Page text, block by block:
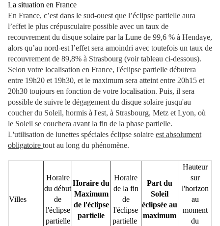
La situation en France
En France, c’est dans le sud-ouest que l’éclipse partielle aura
l’effet le plus crépusculaire possible avec un taux de
recouvrement du disque solaire par la Lune de 99,6 % à Hendaye,
alors qu’au nord-est l’effet sera amoindri avec toutefois un taux de
recouvrement de 89,8% à Strasbourg (voir tableau ci-dessous).
Selon votre localisation en France, l'éclipse partielle débutera
entre 19h20 et 19h30, et le maximum sera atteint entre 20h15 et
20h30 toujours en fonction de votre localisation. Puis, il sera
possible de suivre le dégagement du disque solaire jusqu'au
coucher du Soleil, hormis à l'est, à Strasbourg, Metz et Lyon, où
le Soleil se couchera avant la fin de la phase partielle.
L'utilisation de lunettes spéciales éclipse solaire est absolument
obligatoire tout au long du phénomène.
Villes
Horaire
du début
de
l'éclipse
partielle
Horaire du
Maximum
de l'éclipse
partielle
Horaire
de la fin
de
l'éclipse
partielle
Part du
Soleil
éclipsée au
maximum
Hauteur
sur
l'horizon
au
moment
du